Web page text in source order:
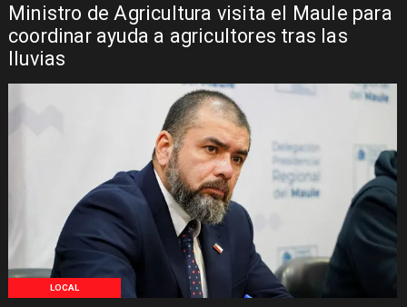
Ministro de Agricultura visita el Maule para
coordinar ayuda a agricultores tras las
lluvias
LOCAL